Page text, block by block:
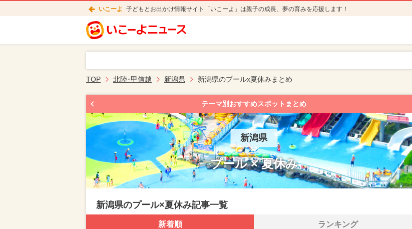
いこーよ 子どもとお出かけ情報サイト「いこーよ」は親子の成長、夢の育みを応援します！
TOP 北陸･甲信越 新潟県 新潟県のプールx夏休みまとめ
テーマ別おすすめスポットまとめ
新潟県
プール × 夏休み
新潟県のプール×夏休み記事一覧
新着順 ランキング